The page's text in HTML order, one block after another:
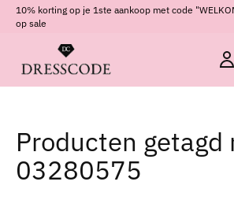
10% korting op je 1ste aankoop met code
op sale
Producten getagd
03280575